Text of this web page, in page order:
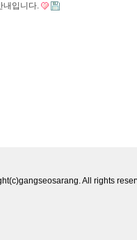
내입니다.
All rights